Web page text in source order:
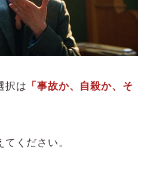
択は 「事故か、自殺か、そ
ください。